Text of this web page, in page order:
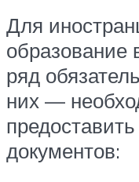
Для
образование
ряд
них —
документов: